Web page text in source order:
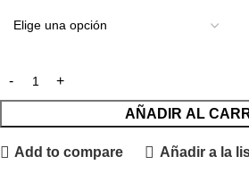
AÑADIR AL
Add to compare Añadir a la